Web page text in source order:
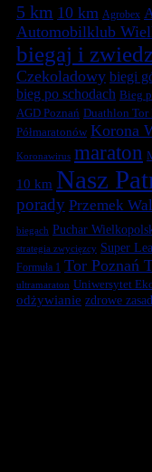
5 km 10 km Agrobex
Automobilklub
biegaj i
Czekoladowy biegi
bieg po schodach Bieg
AGD Poznań Duathlon Tor
Półmaratonów Korona
Koronawirus maraton
10 km Nasz
porady Przemek
biegach Puchar
strategia zwycięzcy Super
Formuła 1 Tor Poznań
ultramaraton Uniwersytet
odżywianie zdrowe